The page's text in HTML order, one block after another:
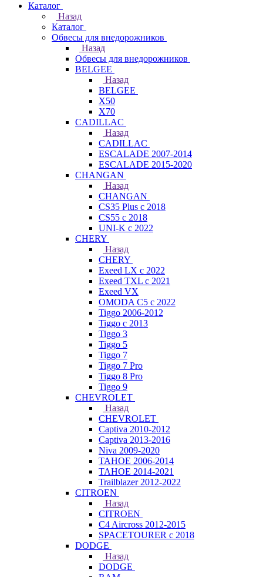
Каталог
Назад
Каталог
Обвесы для внедорожников
Назад
Обвесы для внедорожников
BELGEE
Назад
BELGEE
X50
X70
CADILLAC
Назад
CADILLAC
ESCALADE 2007-2014
ESCALADE 2015-2020
CHANGAN
Назад
CHANGAN
CS35 Plus с 2018
CS55 с 2018
UNI-K с 2022
CHERY
Назад
CHERY
Exeed LX с 2022
Exeed TXL с 2021
Exeed VX
OMODA C5 с 2022
Tiggo 2006-2012
Tiggo с 2013
Tiggo 3
Tiggo 5
Tiggo 7
Tiggo 7 Pro
Tiggo 8 Pro
Tiggo 9
CHEVROLET
Назад
CHEVROLET
Captiva 2010-2012
Captiva 2013-2016
Niva 2009-2020
TAHOE 2006-2014
TAHOE 2014-2021
Trailblazer 2012-2022
CITROEN
Назад
CITROEN
C4 Aircross 2012-2015
SPACETOURER с 2018
DODGE
Назад
DODGE